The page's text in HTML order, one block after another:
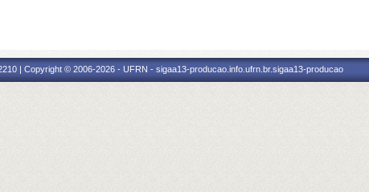
| Copyright © 2006-2026 - UFRN - sigaa13-producao.info.ufrn.br.sigaa13-producao